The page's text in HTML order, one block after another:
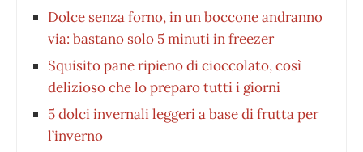
Dolce senza forno, in un boccone andranno
via: bastano solo 5 minuti in freezer
Squisito pane ripieno di cioccolato, così
delizioso che lo preparo tutti i giorni
5 dolci invernali leggeri a base di frutta per
l’inverno